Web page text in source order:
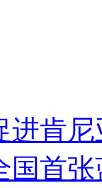
进肯
国首